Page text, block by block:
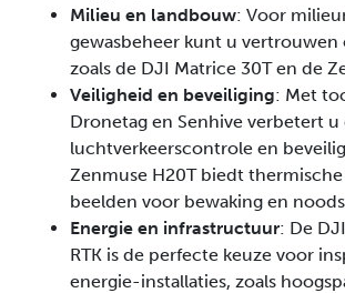
Milieu en landbouw: Voor
gewasbeheer kunt u vertrouwen
zoals de DJI Matrice 30T en de
Veiligheid en beveiliging: Met
Dronetag en Senhive verbetert u
luchtverkeerscontrole en
Zenmuse H20T biedt
beelden voor bewaking en
Energie en infrastructuur: De
RTK is de perfecte keuze voor
energie-installaties, zoals